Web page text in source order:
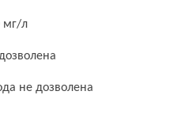
мг/л
не дозволена